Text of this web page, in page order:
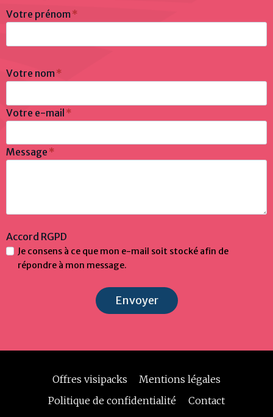
Votre prénom*
Votre nom*
Votre e-mail *
Message *
Accord RGPD
Je consens à ce que mon e-mail soit stocké afin de
répondre à mon message.
Envoyer
Offres visipacks
Mentions légales
Politique de confidentialité
Contact